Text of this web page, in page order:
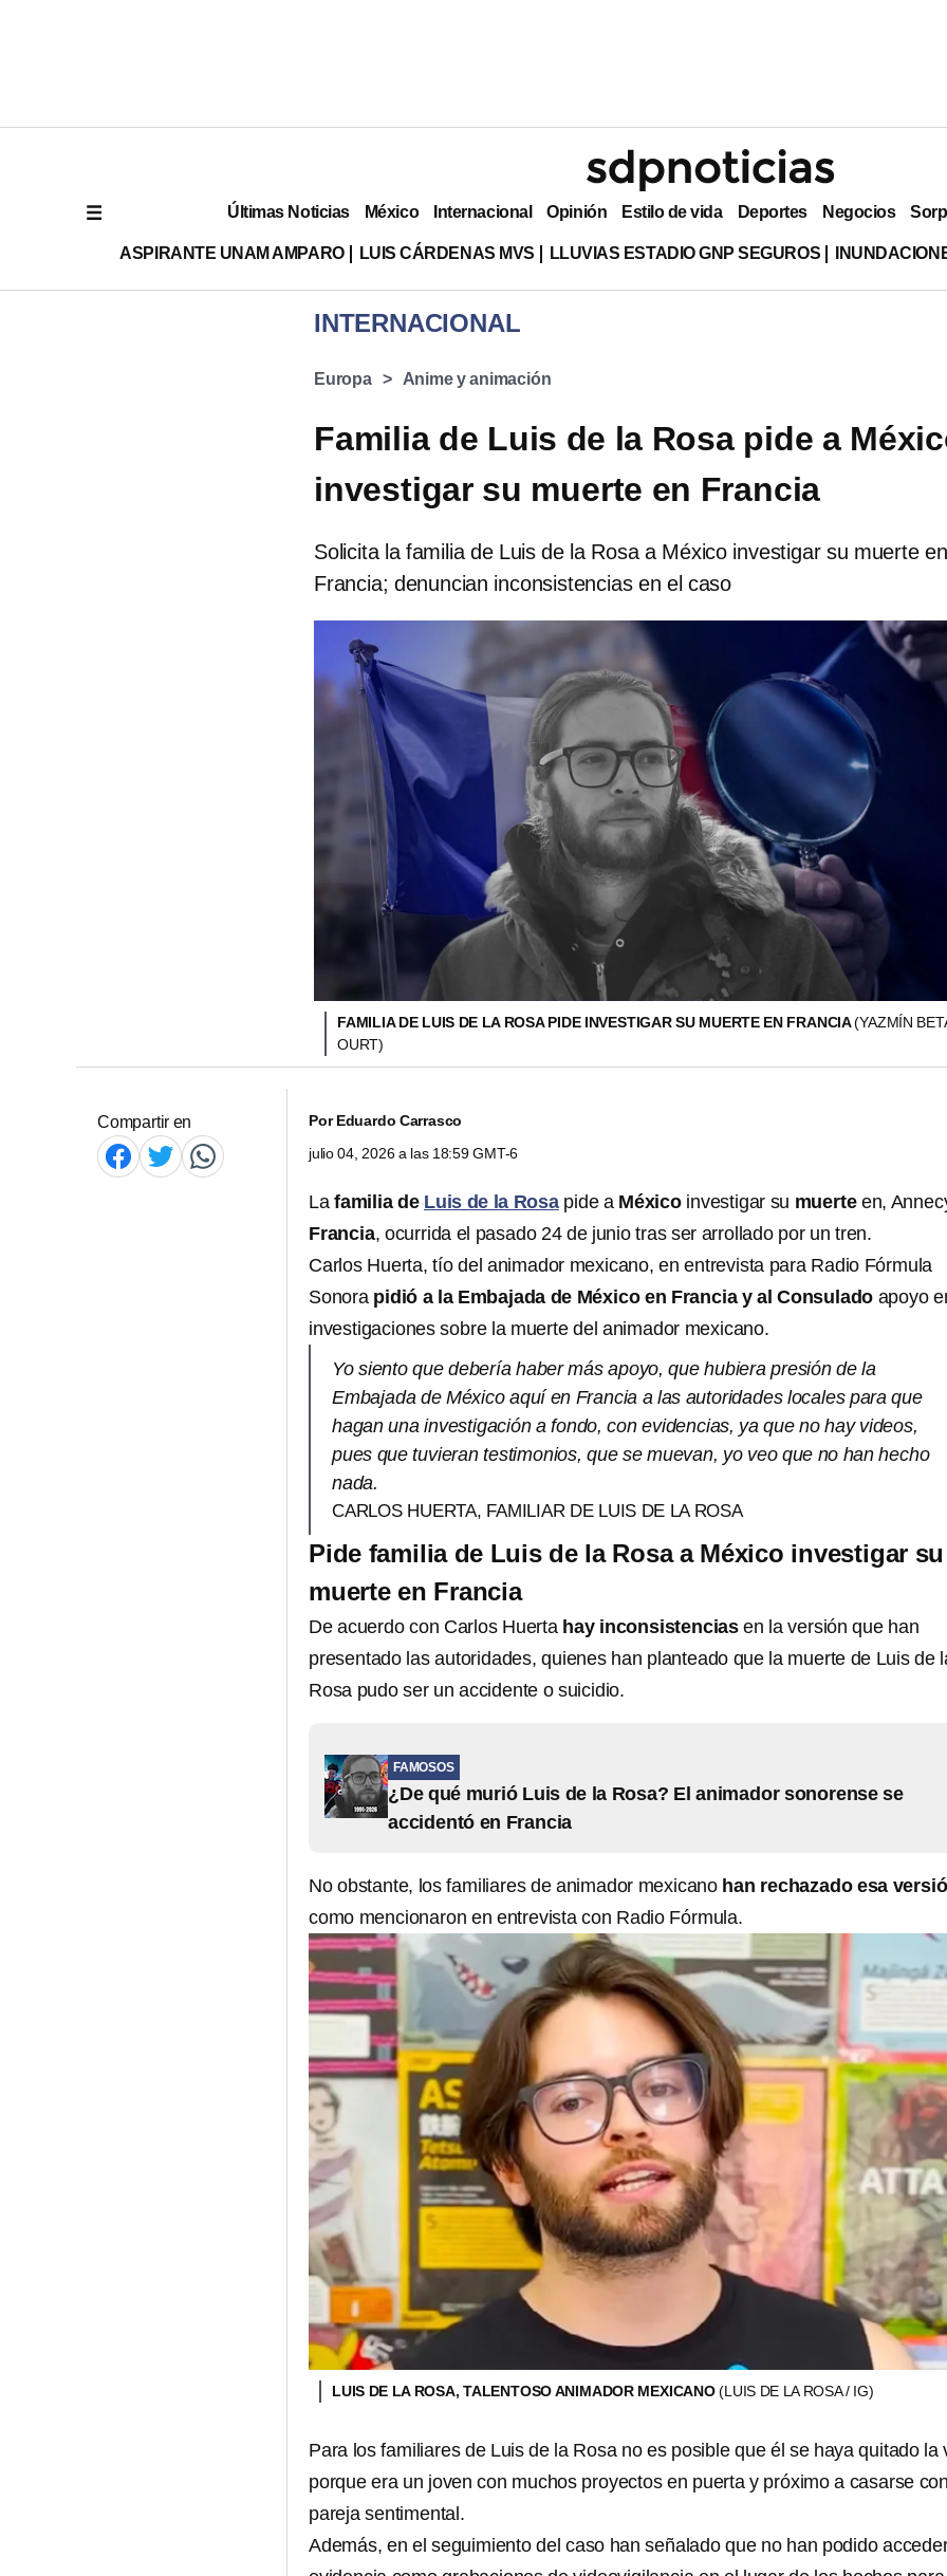
Últimas Noticias México Internacional Opinión Estilo de vida Deportes Negocios
ASPIRANTE UNAM AMPARO LUIS CÁRDENAS MVS LLUVIAS ESTADIO GNP SEGUROS
INTERNACIONAL
Europa Anime y animación
Familia de Luis de la Rosa pide a
investigar su muerte en Francia
Solicita la familia de Luis de la Rosa a México investigar su muerte en
Francia; denuncian inconsistencias en el caso
FAMILIA DE LUIS DE LA ROSA PIDE INVESTIGAR SU MUERTE EN FRANCIA(YAZMÍN
OURT)
Compartir en PorEduardo Carrasco
julio 04, 2026 a las 18:59 GMT-6
La familia de Luis de la Rosapide a México investigar su muerte en,
Francia, ocurrida el pasado 24 de junio tras ser arrollado por un tren.
Carlos Huerta, tío del animador mexicano, en entrevista para Radio Fórmula
Sonora pidió a la Embajada de México en Francia y al Consulado apoyo
investigaciones sobre la muerte del animador mexicano.
Yo siento que debería haber más apoyo, que hubiera presión de la
Embajada de México aquí en Francia a las autoridades locales para que
hagan una investigación a fondo, con evidencias, ya que no hay videos,
pues que tuvieran testimonios, que se muevan, yo veo que no han hecho
nada.
CARLOS HUERTA, FAMILIAR DE LUIS DE LA ROSA
Pide familia de Luis de la Rosa a México investigar su
muerte en Francia
De acuerdo con Carlos Huerta hay inconsistencias en la versión que han
presentado las autoridades, quienes han planteado que la muerte de Luis de
Rosa pudo ser un accidente o suicidio.
FAMOSOS
¿De qué murió Luis de la Rosa? El animador sonorense se
accidentó en Francia
No obstante, los familiares de animador mexicano han rechazado esa
como mencionaron en entrevista con Radio Fórmula.
LUIS DE LA ROSA, TALENTOSO ANIMADOR MEXICANO(LUIS DE LA ROSA / IG)
Para los familiares de Luis de la Rosa no es posible que él se haya quitado la
porque era un joven con muchos proyectos en puerta y próximo a casarse
pareja sentimental.
Además, en el seguimiento del caso han señalado que no han podido